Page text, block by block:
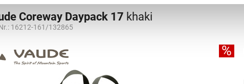
Coreway Daypack 17 khaki
16212-161/132865
%